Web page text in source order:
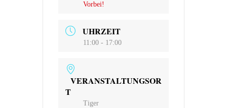
Vorbei!
UHRZEIT
11:00 - 17:00
VERANSTALTUNGSOR
T
Tiger